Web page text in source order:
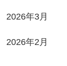
2026年3月
2026年2月